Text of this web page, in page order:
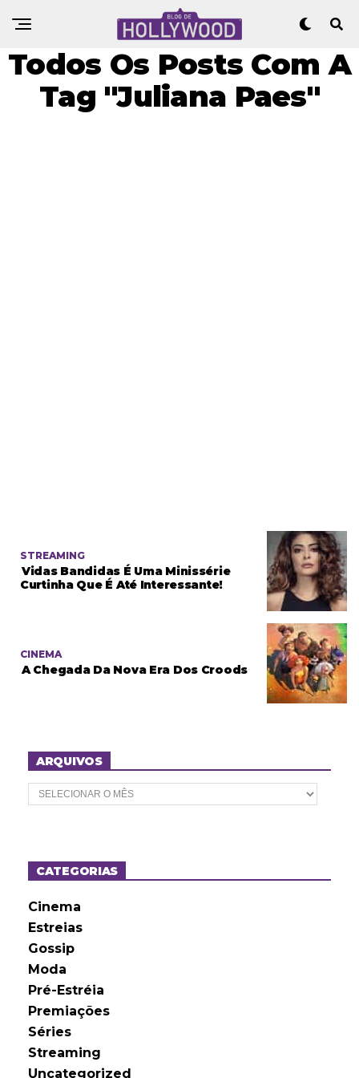
Todos Os Posts Com A
Tag "Juliana Paes"
STREAMING
Vidas Bandidas É Uma Minissérie
Curtinha Que É Até Interessante!
CINEMA
A Chegada Da Nova Era Dos Croods
ARQUIVOS
A
r
o
sCATEGORIAS
Cinema
Estreias
Gossip
Moda
Pré-Estréia
Premiações
Séries
Streaming
Uncategorized